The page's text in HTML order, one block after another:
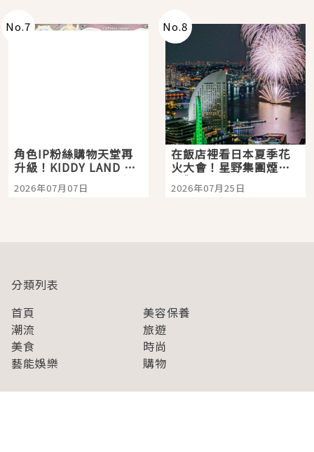
No.7
角色IP粉絲購物天堂再
升級！KIDDY LAND 原
宿店吉伊卡哇迎客，新
開幕 OMOKADO 店3分
2026年07月07日
No.8
在飯店裡看日本夏季花
火大會！星野集團煙火
景觀飯店6選，讓你不用
人擠人悠閒欣賞
2026年07月25日
分類列表
首頁
美容保養
潮流
旅遊
美食
時尚
藝能娛樂
購物